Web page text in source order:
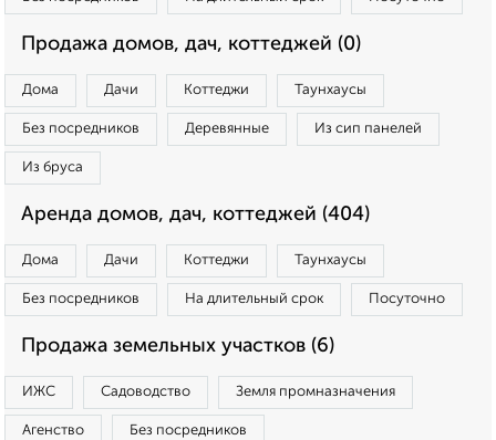
Продажа домов, дач, коттеджей (0)
Дома Дачи Коттеджи Таунхаусы
Без посредников Деревянные Из сип панелей
Из бруса
Аренда домов, дач, коттеджей (404)
Дома Дачи Коттеджи Таунхаусы
Без посредников На длительный срок Посуточно
Продажа земельных участков (6)
ИЖС Садоводство Земля промназначения
Агенство Без посредников